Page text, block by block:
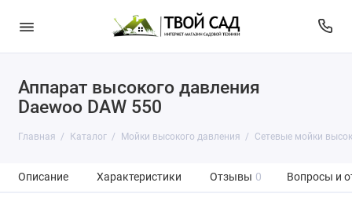
Аппарат высокого давления
Daewoo DAW 550
Главная Каталог Мойки высокого давления Сетевые мойки
Описание Характеристики Отзывы 0 Вопросы и